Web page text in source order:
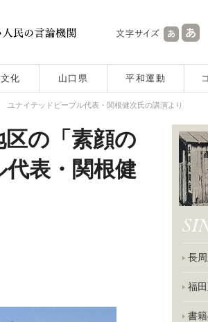
化 山口県 平和運動
ナイテッドピープル代表・関根健次氏の講演より
の「素顔の
表・関根健
長
福
書